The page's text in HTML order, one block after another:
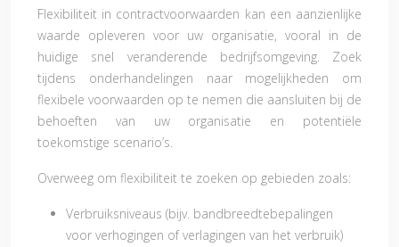
Flexibiliteit in contractvoorwaarden kan een aanzienlijke
waarde opleveren voor uw organisatie, vooral in de
huidige snel veranderende bedrijfsomgeving. Zoek
tijdens onderhandelingen naar mogelijkheden om
flexibele voorwaarden op te nemen die aansluiten bij de
behoeften van uw organisatie en potentiële
toekomstige scenario’s.
Overweeg om flexibiliteit te zoeken op gebieden zoals:
Verbruiksniveaus (bijv. bandbreedtebepalingen
voor verhogingen of verlagingen van het verbruik)